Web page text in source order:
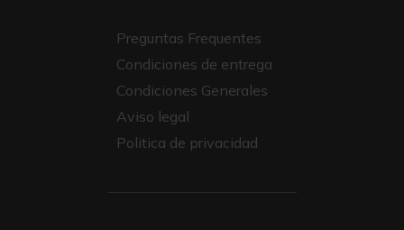
Preguntas Frequentes
Condiciones de entrega
Condiciones Generales
Aviso legal
Politica de privacidad